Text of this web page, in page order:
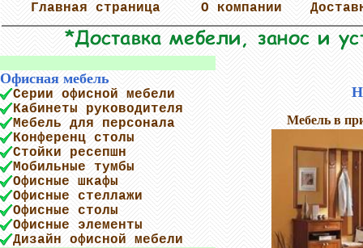
Главная страница О компании
Офисная мебель
Серии офисной мебели
Кабинеты руководителя
Мебель для персонала
Конференц столы
Стойки ресепшн
Мобильные тумбы
Офисные шкафы
Офисные стеллажи
Офисные столы
Офисные элементы
Дизайн офисной мебели
Мебель в